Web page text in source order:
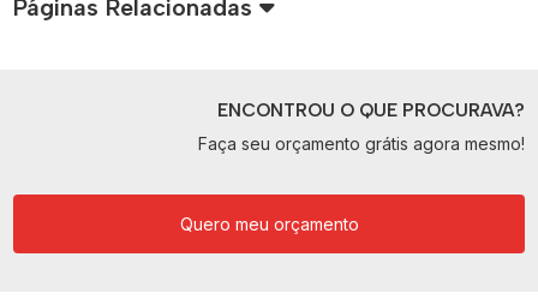
Páginas Relacionadas
ENCONTROU O QUE PROCURAVA?
Faça seu orçamento grátis agora mesmo!
Quero meu orçamento